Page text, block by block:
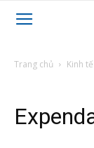
Trang chủ Kinh tế